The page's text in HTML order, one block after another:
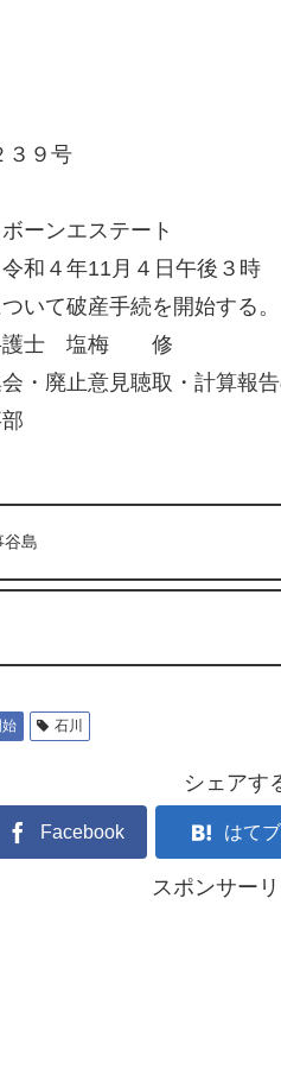
３９号
ーンエステート
和４年11月４日午後３時
て破産手続を開始する。
護士 塩梅 修
・廃止意見聴取・計算報
谷島
石川
シェアす
Facebook はてブ
スポンサー